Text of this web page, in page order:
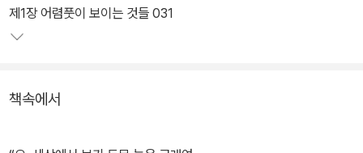
외면당했지만 작가가 죽고 30여 년 후에 재평가되기 시작했고 오늘
날 미국문학을 대표하는 걸작이 되었다.
험소설이자 최고의 해양문학, 미스터리와 공포가 충만한 미국식 고딕
해석되고 평가되는 작품이다. 소설에는 고래와 포경업에 관해 인류가
제1장 어렴풋이 보이는 것들 031
책속에서